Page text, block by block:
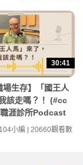
30:41
場生存】「國王人
該走嗎？！ (#cc
涯診所Podcast
小編 | 20660觀看數